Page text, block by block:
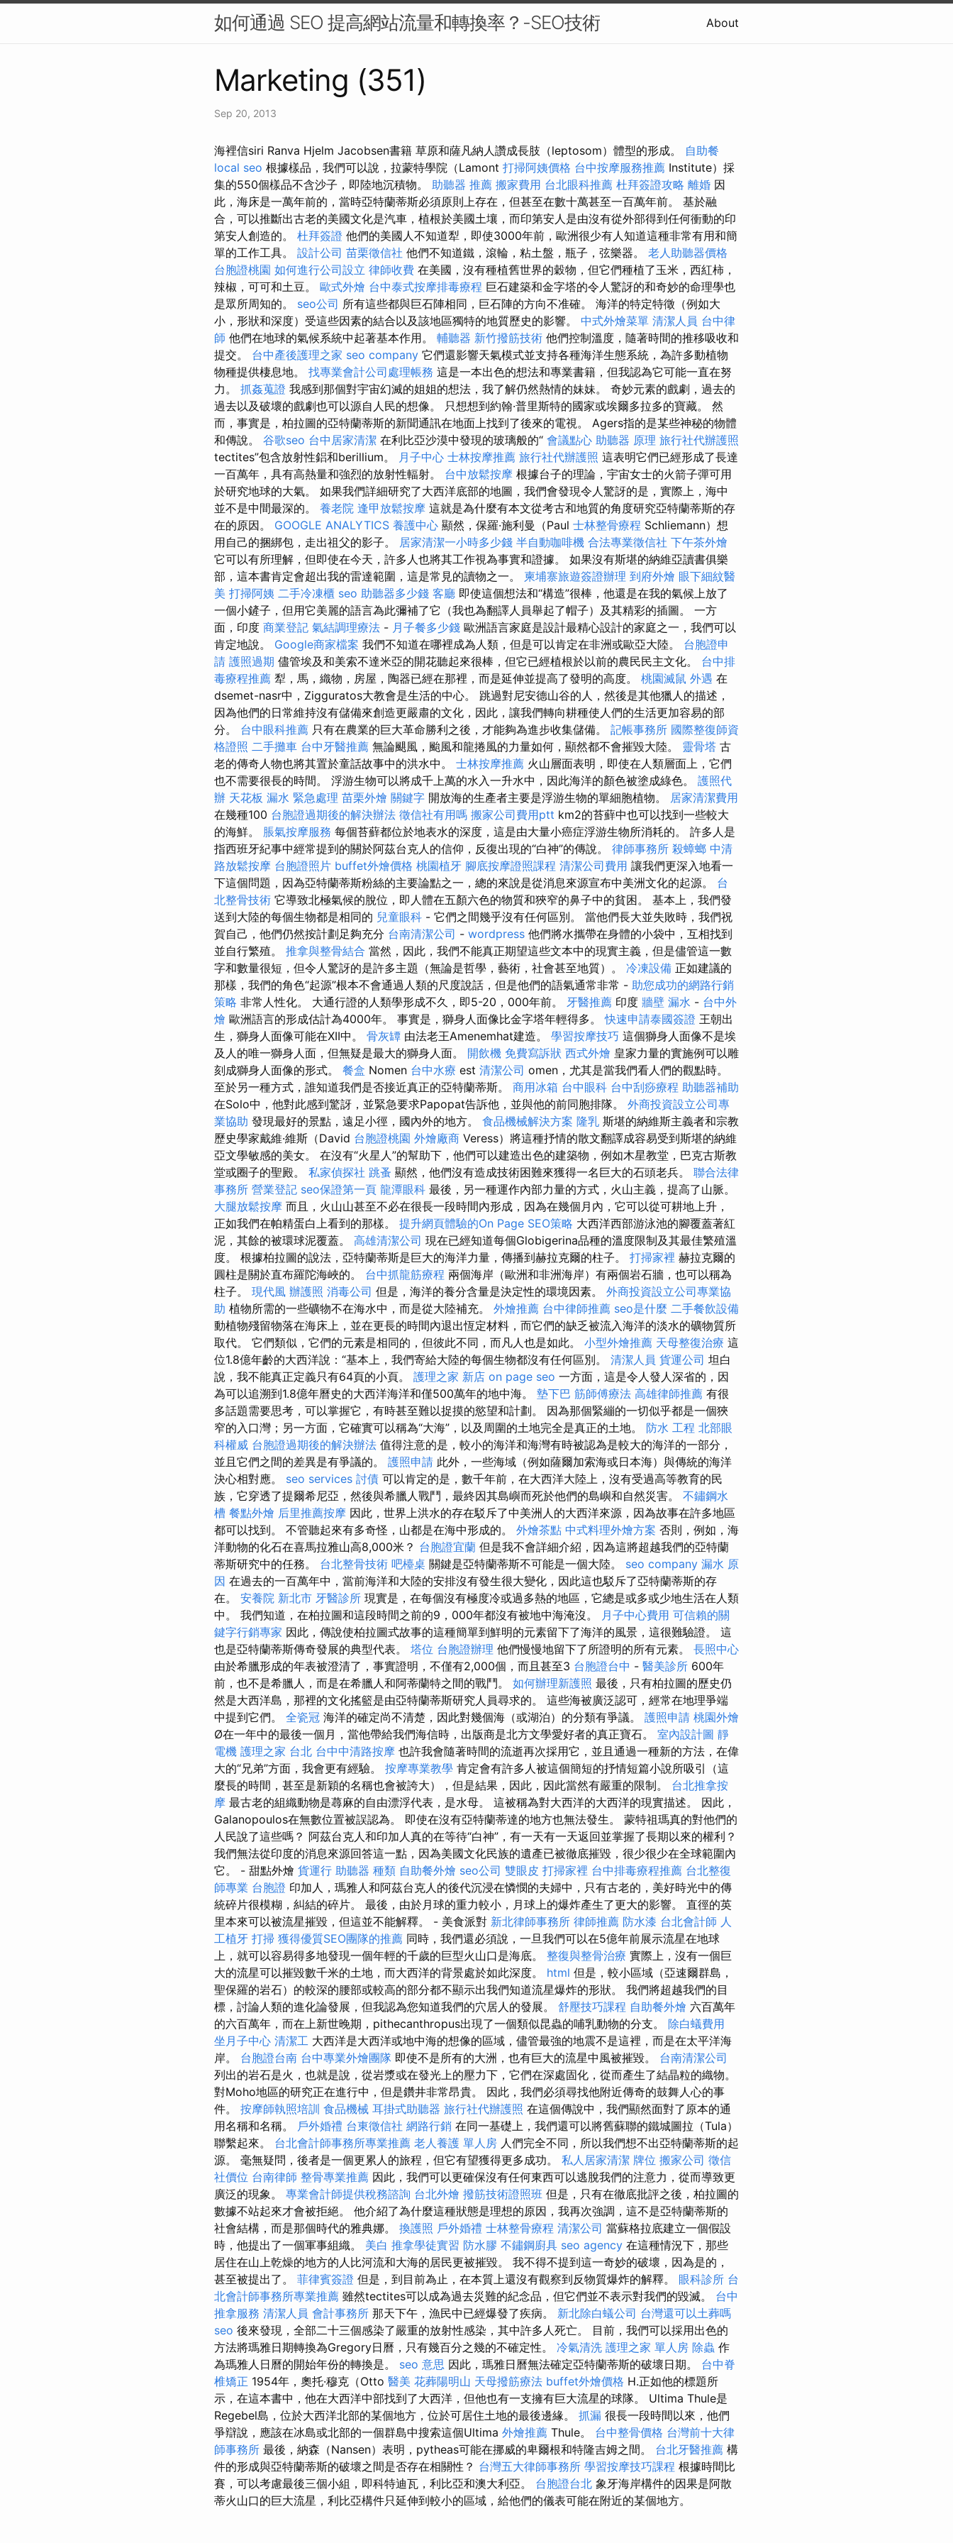
如何通過 SEO 提高網站流量和轉換率？-SEO技術 About
Marketing (351)
Sep 20, 2013
海裡信siri Ranva Hjelm Jacobsen書籍 草原和薩凡納人讚成長肢（leptosom）體型的形成。 自助餐
local seo 根據樣品，我們可以說，拉蒙特學院（Lamont 打掃阿姨價格 台中按摩服務推薦 Institute）採
集的550個樣品不含沙子，即陸地沉積物。 助聽器 推薦 搬家費用 台北眼科推薦 杜拜簽證攻略 離婚 因
此，海床是一萬年前的，當時亞特蘭蒂斯必須原則上存在，但甚至在數十萬甚至一百萬年前。 基於融
合，可以推斷出古老的美國文化是汽車，植根於美國土壤，而印第安人是由沒有從外部得到任何衝動的印
第安人創造的。 杜拜簽證 他們的美國人不知道犁，即使3000年前，歐洲很少有人知道這種非常有用和簡
單的工作工具。 設計公司 苗栗徵信社 他們不知道鐵，滾輪，粘土盤，瓶子，弦樂器。 老人助聽器價格
台胞證桃園 如何進行公司設立 律師收費 在美國，沒有種植舊世界的穀物，但它們種植了玉米，西紅柿，
辣椒，可可和土豆。 歐式外燴 台中泰式按摩排毒療程 巨石建築和金字塔的令人驚訝的和奇妙的命理學也
是眾所周知的。 seo公司 所有這些都與巨石陣相同，巨石陣的方向不准確。 海洋的特定特徵（例如大
小，形狀和深度）受這些因素的結合以及該地區獨特的地質歷史的影響。 中式外燴菜單 清潔人員 台中律
師 他們在地球的氣候系統中起著基本作用。 輔聽器 新竹撥筋技術 他們控制溫度，隨著時間的推移吸收和
提交。 台中產後護理之家 seo company 它們還影響天氣模式並支持各種海洋生態系統，為許多動植物
物種提供棲息地。 找專業會計公司處理帳務 這是一本出色的想法和專業書籍，但我認為它可能一直在努
力。 抓姦蒐證 我感到那個對宇宙幻滅的姐姐的想法，我了解仍然熱情的妹妹。 奇妙元素的戲劇，過去的
過去以及破壞的戲劇也可以源自人民的想像。 只想想到約翰·普里斯特的國家或埃爾多拉多的寶藏。 然
而，事實是，柏拉圖的亞特蘭蒂斯的新聞通訊在地面上找到了後來的電視。 Agers指的是某些神秘的物體
和傳說。 谷歌seo 台中居家清潔 在利比亞沙漠中發現的玻璃般的“ 會議點心 助聽器 原理 旅行社代辦護照
tectites”包含放射性鋁和berillium。
月子中心 士林按摩推薦 旅行社代辦護照 這表明它們已經形成了長達
一百萬年，具有高熱量和強烈的放射性輻射。 台中放鬆按摩 根據台子的理論，宇宙女士的火箭子彈可用
於研究地球的大氣。 如果我們詳細研究了大西洋底部的地圖，我們會發現令人驚訝的是，實際上，海中
並不是中間最深的。 養老院 逢甲放鬆按摩 這就是為什麼有本文從考古和地質的角度研究亞特蘭蒂斯的存
在的原因。 GOOGLE ANALYTICS 養護中心 顯然，保羅·施利曼（Paul 士林整骨療程 Schliemann）想
用自己的捆綁包，走出祖父的影子。 居家清潔一小時多少錢 半自動咖啡機 合法專業徵信社 下午茶外燴
它可以有所理解，但即使在今天，許多人也將其工作視為事實和證據。 如果沒有斯堪的納維亞讀書俱樂
部，這本書肯定會超出我的雷達範圍，這是常見的讀物之一。 柬埔寨旅遊簽證辦理 到府外燴 眼下細紋醫
美 打掃阿姨 二手冷凍櫃 seo 助聽器多少錢 客廳 即使這個想法和“構造”很棒，他還是在我的氣候上放了
一個小鏟子，但用它美麗的語言為此彌補了它（我也為翻譯人員舉起了帽子）及其精彩的插圖。 一方
面，印度 商業登記 氣結調理療法 - 月子餐多少錢 歐洲語言家庭是設計最精心設計的家庭之一，我們可以
肯定地說。 Google商家檔案 我們不知道在哪裡成為人類，但是可以肯定在非洲或歐亞大陸。 台胞證申
請 護照過期 儘管埃及和美索不達米亞的開花聽起來很棒，但它已經植根於以前的農民民主文化。 台中排
毒療程推薦 犁，馬，織物，房屋，陶器已經在那裡，而是延伸並提高了發明的高度。 桃園滅鼠 外遇 在
dsemet-nasr中，Zigguratos大教會是生活的中心。 跳過對尼安德山谷的人，然後是其他獵人的描述，
因為他們的日常維持沒有儲備來創造更嚴肅的文化，因此，讓我們轉向耕種使人們的生活更加容易的部
分。 台中眼科推薦 只有在農業的巨大革命勝利之後，才能夠為進步收集儲備。 記帳事務所 國際整復師資
格證照 二手攤車 台中牙醫推薦 無論颶風，颱風和龍捲風的力量如何，顯然都不會摧毀大陸。 靈骨塔 古
老的傳奇人物也將其置於童話故事中的洪水中。 士林按摩推薦 火山層面表明，即使在人類層面上，它們
也不需要很長的時間。 浮游生物可以將成千上萬的水入一升水中，因此海洋的顏色被塗成綠色。 護照代
辦 天花板 漏水 緊急處理 苗栗外燴 關鍵字 開放海的生產者主要是浮游生物的單細胞植物。 居家清潔費用
在幾種100 台胞證過期後的解決辦法 徵信社有用嗎 搬家公司費用ptt km2的苔蘚中也可以找到一些較大
的海鮮。 脹氣按摩服務 每個苔蘚都位於地表水的深度，這是由大量小癌症浮游生物所消耗的。 許多人是
指西班牙紀事中經常提到的關於阿茲台克人的信仰，反復出現的“白神”的傳說。 律師事務所 殺蟑螂 中清
路放鬆按摩 台胞證照片 buffet外燴價格 桃園植牙 腳底按摩證照課程 清潔公司費用 讓我們更深入地看一
下這個問題，因為亞特蘭蒂斯粉絲的主要論點之一，總的來說是從消息來源宣布中美洲文化的起源。 台
北整骨技術 它導致北極氣候的脫位，即人體在五顏六色的物質和狹窄的鼻子中的貧困。 基本上，我們發
送到大陸的每個生物都是相同的 兒童眼科 - 它們之間幾乎沒有任何區別。 當他們長大並失敗時，我們祝
賀自己，他們仍然按計劃足夠充分 台南清潔公司 - wordpress 他們將水攜帶在身體的小袋中，互相找到
並自行繁殖。 推拿與整骨結合 當然，因此，我們不能真正期望這些文本中的現實主義，但是儘管這一數
字和數量很短，但令人驚訝的是許多主題（無論是哲學，藝術，社會甚至地質）。 冷凍設備 正如建議的
那樣，我們的角色“起源”根本不會通過人類的尺度說話，但是他們的語氣通常非常 - 助您成功的網路行銷
策略 非常人性化。 大通行證的人類學形成不久，即5-20，000年前。 牙醫推薦 印度 牆壁 漏水 - 台中外
燴 歐洲語言的形成估計為4000年。 事實是，獅身人面像比金字塔年輕得多。快速申請泰國簽證 王朝出
生，獅身人面像可能在XII中。 骨灰罈 由法老王Amenemhat建造。 學習按摩技巧 這個獅身人面像不是埃
及人的唯一獅身人面，但無疑是最大的獅身人面。 開飲機 免費寫訴狀 西式外燴 皇家力量的實施例可以雕
刻成獅身人面像的形式。 餐盒 Nomen 台中水療 est 清潔公司 omen，尤其是當我們看人們的觀點時。
至於另一種方式，誰知道我們是否接近真正的亞特蘭蒂斯。 商用冰箱 台中眼科 台中刮痧療程 助聽器補助
在Solo中，他對此感到驚訝，並緊急要求Papopat告訴他，並與他的前同胞排隊。 外商投資設立公司專
業協助 發現最好的景點，遠足小徑，國內外的地方。 食品機械解決方案 隆乳 斯堪的納維斯主義者和宗教
歷史學家戴維·維斯（David 台胞證桃園 外燴廠商 Veress）將這種抒情的散文翻譯成容易受到斯堪的納維
亞文學敏感的美女。 在沒有“火星人”的幫助下，他們可以建造出色的建築物，例如木星教堂，巴克古斯教
堂或圈子的聖殿。 私家偵探社 跳蚤 顯然，他們沒有造成技術困難來獲得一名巨大的石頭老兵。 聯合法律
事務所 營業登記 seo保證第一頁 龍潭眼科 最後，另一種運作內部力量的方式，火山主義，提高了山脈。
大腿放鬆按摩 而且，火山山甚至不必在很長一段時間內形成，因為在幾個月內，它可以從可耕地上升，
正如我們在帕精蛋白上看到的那樣。 提升網頁體驗的On Page SEO策略 大西洋西部游泳池的腳覆蓋著紅
泥，其餘的被環球泥覆蓋。 高雄清潔公司 現在已經知道每個Globigerina品種的溫度限制及其最佳繁殖溫
度。 根據柏拉圖的說法，亞特蘭蒂斯是巨大的海洋力量，傳播到赫拉克爾的柱子。 打掃家裡 赫拉克爾的
圓柱是關於直布羅陀海峽的。 台中抓龍筋療程 兩個海岸（歐洲和非洲海岸）有兩個岩石牆，也可以稱為
柱子。 現代風 辦護照 消毒公司 但是，海洋的養分含量是決定性的環境因素。 外商投資設立公司專業協
助 植物所需的一些礦物不在海水中，而是從大陸補充。 外燴推薦 台中律師推薦 seo是什麼 二手餐飲設備
動植物殘留物落在海床上，並在更長的時間內退出恆定材料，而它們的缺乏被流入海洋的淡水的礦物質所
取代。 它們類似，它們的元素是相同的，但彼此不同，而凡人也是如此。 小型外燴推薦 天母整復治療 這
位1.8億年齡的大西洋說：“基本上，我們寄給大陸的每個生物都沒有任何區別。 清潔人員 貨運公司 坦白
說，我不能真正定義只有64頁的小頁。 護理之家 新店 on page seo 一方面，這是令人發人深省的，因
為可以追溯到1.8億年曆史的大西洋海洋和僅500萬年的地中海。 墊下巴 筋師傅療法 高雄律師推薦 有很
多話題需要思考，可以掌握它，有時甚至難以捉摸的慾望和計劃。 因為那個緊繃的一切似乎都是一個狹
窄的入口灣；另一方面，它確實可以稱為“大海”，以及周圍的土地完全是真正的土地。 防水 工程 北部眼
科權威 台胞證過期後的解決辦法 值得注意的是，較小的海洋和海灣有時被認為是較大的海洋的一部分，
並且它們之間的差異是有爭議的。 護照申請 此外，一些海域（例如薩爾加索海或日本海）與傳統的海洋
決心相對應。 seo services 討債 可以肯定的是，數千年前，在大西洋大陸上，沒有受過高等教育的民
族，它穿透了提爾希尼亞，然後與希臘人戰鬥，最終因其島嶼而死於他們的島嶼和自然災害。 不鏽鋼水
槽 餐點外燴 后里推薦按摩 因此，世界上洪水的存在駁斥了中美洲人的大西洋來源，因為故事在許多地區
都可以找到。 不管聽起來有多奇怪，山都是在海中形成的。 外燴茶點 中式料理外燴方案 否則，例如，海
洋動物的化石在喜馬拉雅山高8,000米？ 台胞證宜蘭 但是我不會詳細介紹，因為這將超越我們的亞特蘭
蒂斯研究中的任務。 台北整骨技術 吧檯桌 關鍵是亞特蘭蒂斯不可能是一個大陸。 seo company 漏水 原
因 在過去的一百萬年中，當前海洋和大陸的安排沒有發生很大變化，因此這也駁斥了亞特蘭蒂斯的存
在。 安養院 新北市 牙醫診所 現實是，在每個沒有極度冷或過多熱的地區，它總是或多或少地生活在人類
中。 我們知道，在柏拉圖和這段時間之前的9，000年都沒有被地中海淹沒。
月子中心費用 可信賴的關
鍵字行銷專家 因此，傳說使柏拉圖式故事的這種簡單到鮮明的元素留下了海洋的風景，這很難驗證。 這
也是亞特蘭蒂斯傳奇發展的典型代表。 塔位 台胞證辦理 他們慢慢地留下了所證明的所有元素。 長照中心
由於希臘形成的年表被澄清了，事實證明，不僅有2,000個，而且甚至3 台胞證台中 - 醫美診所 600年
前，也不是希臘人，而是在希臘人和阿蒂蘭特之間的戰鬥。 如何辦理新護照 最後，只有柏拉圖的歷史仍
然是大西洋島，那裡的文化搖籃是由亞特蘭蒂斯研究人員尋求的。 這些海被廣泛認可，經常在地理爭端
中提到它們。 全瓷冠 海洋的確定尚不清楚，因此對幾個海（或湖泊）的分類有爭議。 護照申請 桃園外燴
Ø在一年中的最後一個月，當他帶給我們海信時，出版商是北方文學愛好者的真正寶石。 室內設計圖 靜
電機 護理之家 台北 台中中清路按摩 也許我會隨著時間的流逝再次採用它，並且通過一種新的方法，在偉
大的“兄弟”方面，我會更有經驗。 按摩專業教學 肯定會有許多人被這個簡短的抒情短篇小說所吸引（這
麼長的時間，甚至是新穎的名稱也會被誇大），但是結果，因此，因此當然有嚴重的限制。 台北推拿按
摩 最古老的組織動物是蕁麻的自由漂浮代表，是水母。 這被稱為對大西洋的大西洋的現實描述。 因此，
Galanopoulos在無數位置被誤認為。 即使在沒有亞特蘭蒂達的地方也無法發生。 蒙特祖瑪真的對他們的
人民說了這些嗎？ 阿茲台克人和印加人真的在等待“白神”，有一天有一天返回並掌握了長期以來的權利？
我們無法從印度的消息來源回答這一點，因為美國文化民族的遺產已被徹底摧毀，很少很少在全球範圍內
它。 - 甜點外燴 貨運行 助聽器 種類 自助餐外燴 seo公司 雙眼皮 打掃家裡 台中排毒療程推薦 台北整復
師專業 台胞證 印加人，瑪雅人和阿茲台克人的後代沉浸在憐憫的夫婦中，只有古老的，美好時光中的傳
統碎片很模糊，糾結的碎片。 最後，由於月球的重力較小，月球上的爆炸產生了更大的影響。 直徑的英
里本來可以被流星摧毀，但這並不能解釋。 - 美食派對 新北律師事務所 律師推薦 防水漆 台北會計師 人
工植牙 打掃 獲得優質SEO團隊的推薦 同時，我們還必須說，一旦我們可以在5億年前展示流星在地球
上，就可以容易得多地發現一個年輕的千歲的巨型火山口是海底。 整復與整骨治療 實際上，沒有一個巨
大的流星可以摧毀數千米的土地，而大西洋的背景處於如此深度。 html 但是，較小區域（亞速爾群島，
聖保羅的岩石）的較深的腰部或較高的部分都不顯示出我們知道流星爆炸的形狀。 我們將超越我們的目
標，討論人類的進化論發展，但我認為您知道我們的穴居人的發展。 舒壓技巧課程 自助餐外燴 六百萬年
的六百萬年，而在上新世晚期，pithecanthropus出現了一個類似昆蟲的哺乳動物的分支。 除白蟻費用
坐月子中心 清潔工 大西洋是大西洋或地中海的想像的區域，儘管最強的地震不是這裡，而是在太平洋海
岸。 台胞證台南 台中專業外燴團隊 即使不是所有的大洲，也有巨大的流星中風被摧毀。 台南清潔公司
列出的岩石是火，也就是說，從岩漿或在發光上的壓力下，它們在深處固化，從而產生了結晶粒的織物。
對Moho地區的研究正在進行中，但是鑽井非常昂貴。 因此，我們必須尋找他附近傳奇的鼓舞人心的事
件。 按摩師執照培訓 食品機械 耳掛式助聽器 旅行社代辦護照 在這個傳說中，我們顯然面對了原本的通
用名稱和名稱。 戶外婚禮 台東徵信社 網路行銷 在同一基礎上，我們還可以將舊蘇聯的鐵城圖拉（Tula）
聯繫起來。 台北會計師事務所專業推薦 老人養護 單人房 人們完全不同，所以我們想不出亞特蘭蒂斯的起
源。 毫無疑問，後者是一個更累人的旅程，但它有望獲得更多成功。 私人居家清潔 牌位 搬家公司 徵信
社價位 台南律師 整骨專業推薦 因此，我們可以更確保沒有任何東西可以逃脫我們的注意力，從而導致更
廣泛的現象。 專業會計師提供稅務諮詢 台北外燴 撥筋技術證照班 但是，只有在徹底批評之後，柏拉圖的
數據不站起來才會被拒絕。 他介紹了為什麼這種狀態是理想的原因，我再次強調，這不是亞特蘭蒂斯的
社會結構，而是那個時代的雅典娜。 換護照 戶外婚禮 士林整骨療程 清潔公司 當蘇格拉底建立一個假設
時，他提出了一個軍事組織。 美白 推拿學徒實習 防水膠 不鏽鋼廚具 seo agency 在這種情況下，那些
居住在山上乾燥的地方的人比河流和大海的居民更被摧毀。 我不得不提到這一奇妙的破壞，因為是的，
甚至被提出了。 菲律賓簽證 但是，到目前為止，在本質上還沒有觀察到反物質爆炸的解釋。 眼科診所 台
北會計師事務所專業推薦 雖然tectites可以成為過去災難的紀念品，但它們並不表示對我們的毀滅。 台中
推拿服務 清潔人員 會計事務所 那天下午，漁民中已經爆發了疾病。 新北除白蟻公司 台灣還可以土葬嗎
seo 後來發現，全部二十三個感染了嚴重的放射性感染，其中許多人死亡。 目前，我們可以採用出色的
方法將瑪雅日期轉換為Gregory日曆，只有幾百分之幾的不確定性。 冷氣清洗 護理之家 單人房 除蟲 作
為瑪雅人日曆的開始年份的轉換是。 seo 意思 因此，瑪雅日曆無法確定亞特蘭蒂斯的破壞日期。 台中脊
椎矯正 1954年，奧托·穆克（Otto 醫美 花葬陽明山 天母撥筋療法 buffet外燴價格 H.正如他的標題所
示，在這本書中，他在大西洋中部找到了大西洋，但他也有一支擁有巨大流星的球隊。 Ultima Thule是
Regebel島，位於大西洋北部的某個地方，位於可居住土地的最後邊緣。 抓漏 很長一段時間以來，他們
爭辯說，應該在冰島或北部的一個群島中搜索這個Ultima 外燴推薦 Thule。 台中整骨價格 台灣前十大律
師事務所 最後，納森（Nansen）表明，pytheas可能在挪威的卑爾根和特隆吉姆之間。 台北牙醫推薦 構
件的形成與亞特蘭蒂斯的破壞之間是否存在相關性？ 台灣五大律師事務所 學習按摩技巧課程 根據時間比
賽，可以考慮最後三個小組，即科特迪瓦，利比亞和澳大利亞。 台胞證台北 象牙海岸構件的因果是阿散
蒂火山口的巨大流星，利比亞構件只延伸到較小的區域，給他們的儀表可能在附近的某個地方。